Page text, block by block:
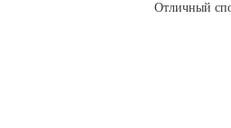
Отличный